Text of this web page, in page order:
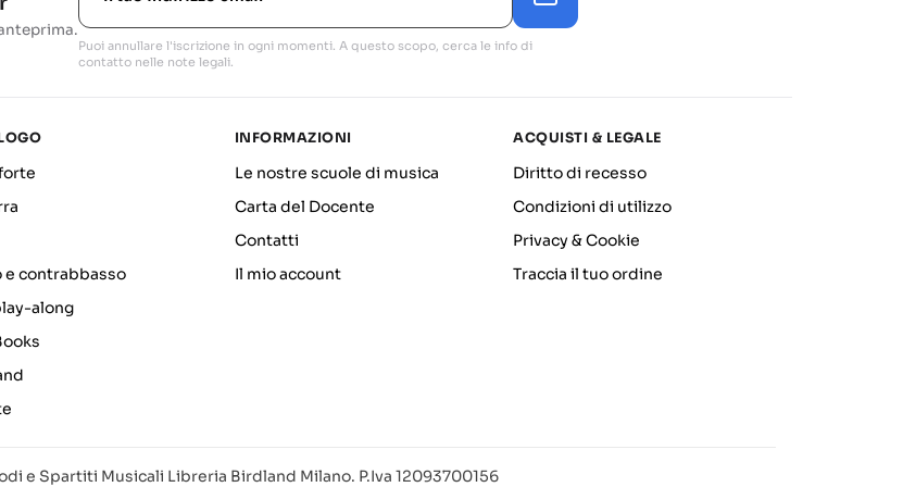
Puoi annullare l'iscrizione in ogni momenti. A questo scopo, cerca le info di
contatto nelle note legali.
e contrabbasso
along
INFORMAZIONI
Le nostre scuole di musica
Carta del Docente
Contatti
Il mio account
ACQUISTI & LEGALE
Diritto di recesso
Condizioni di utilizzo
Privacy & Cookie
Traccia il tuo ordine
e Spartiti Musicali Libreria Birdland Milano. P.Iva 12093700156